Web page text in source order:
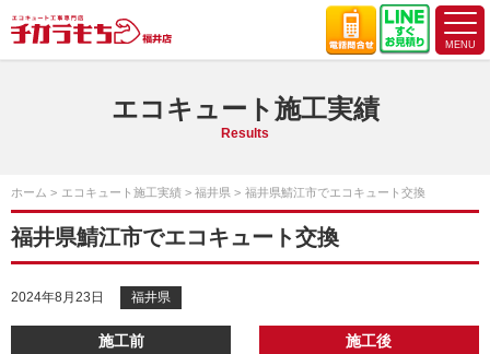
エコキュート施工実績
Results
ホーム エコキュート施工実績 福井県 福井県鯖江市でエコキュート交換
福井県鯖江市でエコキュート交換
2024年8月23日 福井県
施工前 施工後